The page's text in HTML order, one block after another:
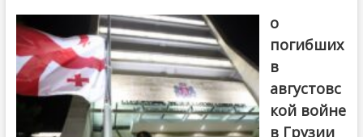
о
погибших
в
августовс
кой войне
в Грузии